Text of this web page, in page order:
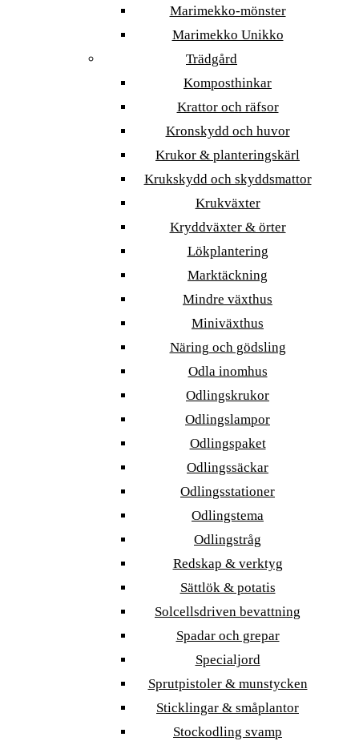
Marimekko-mönster
Marimekko Unikko
Trädgård
Komposthinkar
Krattor och räfsor
Kronskydd och huvor
Krukor & planteringskärl
Krukskydd och skyddsmattor
Krukväxter
Kryddväxter & örter
Lökplantering
Marktäckning
Mindre växthus
Miniväxthus
Näring och gödsling
Odla inomhus
Odlingskrukor
Odlingslampor
Odlingspaket
Odlingssäckar
Odlingsstationer
Odlingstema
Odlingstråg
Redskap & verktyg
Sättlök & potatis
Solcellsdriven bevattning
Spadar och grepar
Specialjord
Sprutpistoler & munstycken
Sticklingar & småplantor
Stockodling svamp